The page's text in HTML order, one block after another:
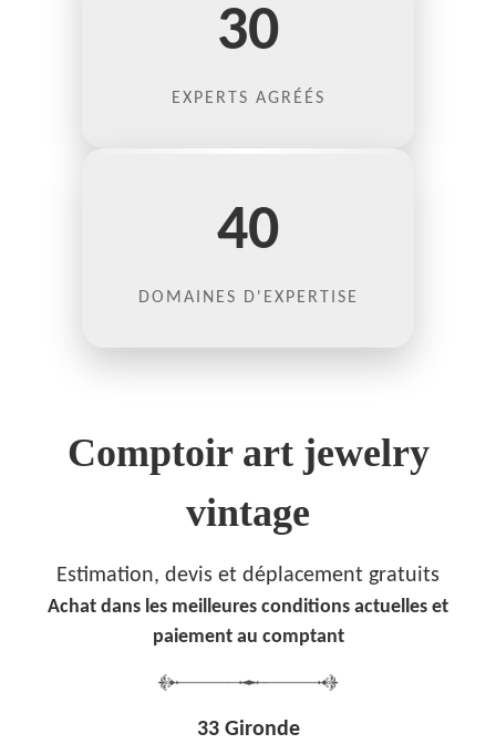
30
EXPERTS AGRÉÉS
40
DOMAINES D'EXPERTISE
Comptoir art jewelry
vintage
Estimation, devis et déplacement gratuits
Achat dans les meilleures conditions actuelles et
paiement au comptant
33 Gironde